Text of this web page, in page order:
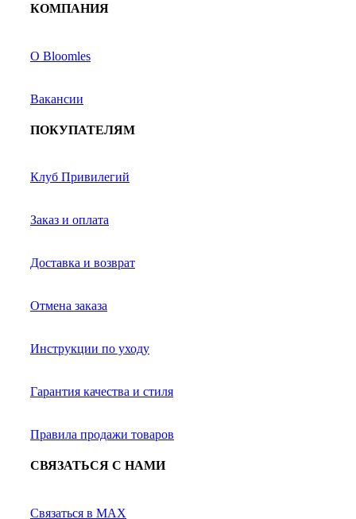
КОМПАНИЯ
О Bloomles
Вакансии
ПОКУПАТЕЛЯМ
Клуб Привилегий
Заказ и оплата
Доставка и возврат
Отмена заказа
Инструкции по уходу
Гарантия качества и стиля
Правила продажи товаров
СВЯЗАТЬСЯ С НАМИ
Связаться в MAX